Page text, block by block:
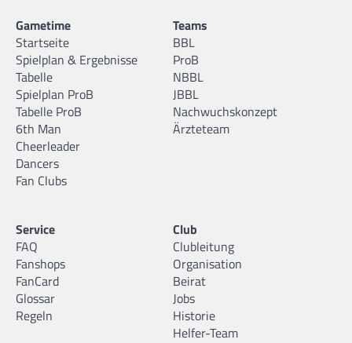
Gametime
Startseite
Spielplan & Ergebnisse
Tabelle
Spielplan ProB
Tabelle ProB
6th Man
Cheerleader
Dancers
Fan Clubs
Teams
BBL
ProB
NBBL
JBBL
Nachwuchskonzept
Ärzteteam
Service
FAQ
Fanshops
FanCard
Glossar
Regeln
Club
Clubleitung
Organisation
Beirat
Jobs
Historie
Helfer-Team